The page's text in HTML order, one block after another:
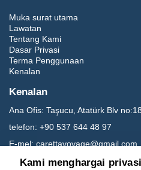
Muka surat utama
Lawatan
Tentang Kami
Dasar Privasi
Terma Penggunaan
Kenalan
Kenalan
Ana Ofis: Taşucu, Atatürk Blv
telefon: +90 537 644 48 97
E-mel: carettavoyage@gmail.com
Kami menghargai